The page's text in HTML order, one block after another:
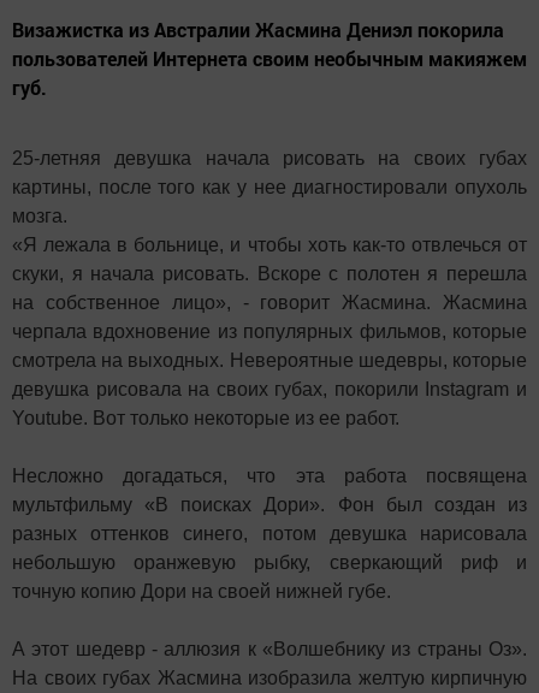
Визажистка из Австралии Жасмина Дениэл покорила
пользователей Интернета своим необычным макияжем
губ.
25-летняя девушка начала рисовать на своих губах
картины, после того как у нее диагностировали опухоль
мозга.
«Я лежала в больнице, и чтобы хоть как-то отвлечься от
скуки, я начала рисовать. Вскоре с полотен я перешла
на собственное лицо», - говорит Жасмина. Жасмина
черпала вдохновение из популярных фильмов, которые
смотрела на выходных. Невероятные шедевры, которые
девушка рисовала на своих губах, покорили Instagram и
Youtube. Вот только некоторые из ее работ.
Несложно догадаться, что эта работа посвящена
мультфильму «В поисках Дори». Фон был создан из
разных оттенков синего, потом девушка нарисовала
небольшую оранжевую рыбку, сверкающий риф и
точную копию Дори на своей нижней губе.
А этот шедевр - аллюзия к «Волшебнику из страны Оз».
На своих губах Жасмина изобразила желтую кирпичную